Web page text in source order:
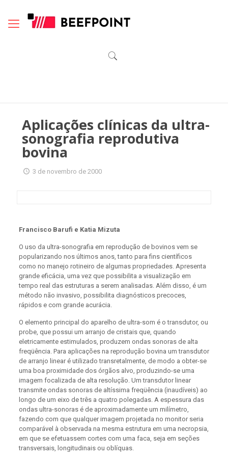
Aplicações clínicas da ultra-
sonografia reprodutiva
bovina
3 de novembro de 2000
Francisco Barufi e Katia Mizuta
O uso da ultra-sonografia em reprodução de bovinos vem se
popularizando nos últimos anos, tanto para fins científicos
como no manejo rotineiro de algumas propriedades. Apresenta
grande eficácia, uma vez que possibilita a visualização em
tempo real das estruturas a serem analisadas. Além disso, é um
método não invasivo, possibilita diagnósticos precoces,
rápidos e com grande acurácia.
O elemento principal do aparelho de ultra-som é o transdutor, ou
probe, que possui um arranjo de cristais que, quando
eletricamente estimulados, produzem ondas sonoras de alta
freqüência. Para aplicações na reprodução bovina um transdutor
de arranjo linear é utilizado transretalmente, de modo a obter-se
uma boa proximidade dos órgãos alvo, produzindo-se uma
imagem focalizada de alta resolução. Um transdutor linear
transmite ondas sonoras de altíssima freqüência (inaudíveis) ao
longo de um eixo de três a quatro polegadas. A espessura das
ondas ultra-sonoras é de aproximadamente um milímetro,
fazendo com que qualquer imagem projetada no monitor seria
comparável à observada na mesma estrutura em uma necropsia,
em que se efetuassem cortes com uma faca, seja em seções
transversais, longitudinais ou oblíquas.